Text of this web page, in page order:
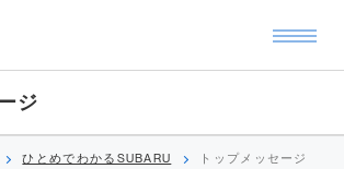
ジ
ひとめでわかるSUBARU トップメッセージ